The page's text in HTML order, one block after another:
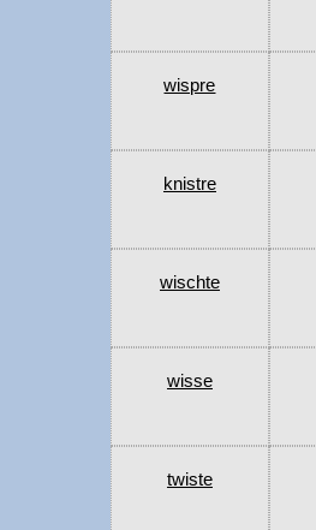
wispre
knistre
wischte
wisse
twiste